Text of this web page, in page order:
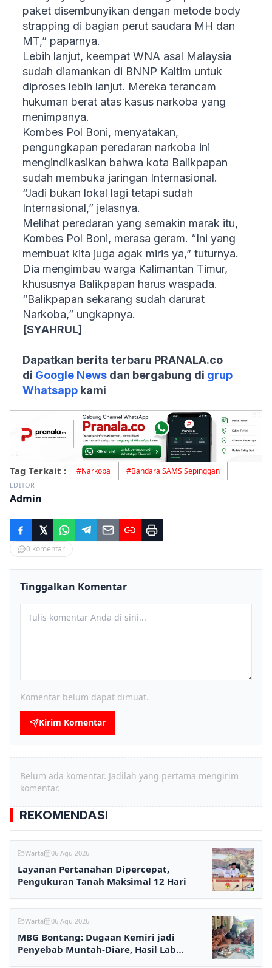
paket disembunyikan dengan metode body
strapping di bagian perut saudara MH dan
MT,” paparnya.
Lebih lanjut, keempat WNA asal Malaysia
sudah diamankan di BNNP Kaltim untuk
diproses lebih lanjut. Mereka terancam
hukuman berat atas kasus narkoba yang
menimpanya.
Kombes Pol Boni, menyatakan,
pengungkapan peredaran narkoba ini
mengindikasikan bahwa kota Balikpapan
sudah membuka jaringan Internasional.
“Jadi bukan lokal lagi tetapi sudah
Internasional,” jelasnya.
Melihat peredaran yang semakin marak itu,
Kombes Pol Boni, merasa geram. “Ini yang
membuat kita juga agak miris ya,” tuturnya.
Dia mengimbau warga Kalimantan Timur,
khususnya Balikpapan harus waspada.
“Balikpapan sekarang sudah darurat
Narkoba,” ungkapnya.
[SYAHRUL]
Dapatkan berita terbaru PRANALA.co
di Google News dan bergabung di grup
Whatsapp kami
Tag Terkait : #Narkoba #Bandara SAMS Sepinggan
EDITOR
Admin
0 komentar
Tinggalkan Komentar
Komentar belum dapat dimuat.
Kirim Komentar
Belum ada komentar. Jadilah yang pertama mengirim
komentar.
REKOMENDASI
Warta 06 Agu 2026
Layanan Pertanahan Dipercepat,
Pengukuran Tanah Maksimal 12 Hari
Warta 06 Agu 2026
MBG Bontang: Dugaan Kemiri jadi
Penyebab Muntah-Diare, Hasil Lab